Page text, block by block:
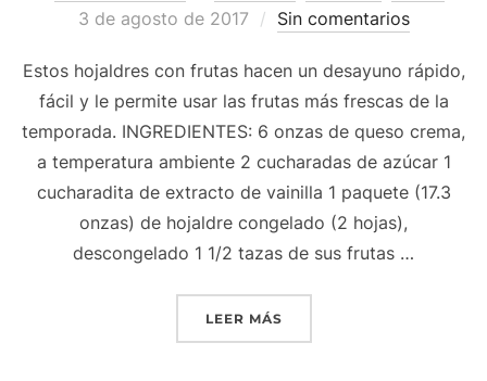
Publicado
3 de agosto de 2017 Sin comentarios
Estos hojaldres con frutas hacen un desayuno rápido,
fácil y le permite usar las frutas más frescas de la
temporada. INGREDIENTES: 6 onzas de queso crema,
a temperatura ambiente 2 cucharadas de azúcar 1
cucharadita de extracto de vainilla 1 paquete (17.3
onzas) de hojaldre congelado (2 hojas),
descongelado 1 1/2 tazas de sus frutas …
LEER MÁS«HOJALDRES CON